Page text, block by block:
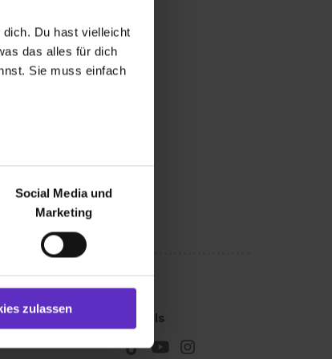
Du hast vielleicht
das alles für dich
Sie muss einfach
der
zu analysieren
Medien, Werbung
hast oder die
damit
Social Media und
Marketing
zulassen
Socials